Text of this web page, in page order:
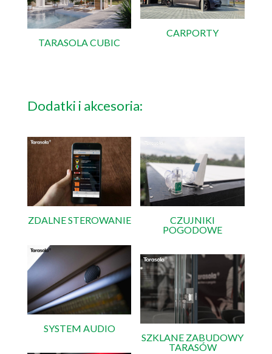
TARASOLA CUBIC
CARPORTY
Dodatki i akcesoria:
ZDALNE STEROWANIE
SYSTEM AUDIO
CZUJNIKI
POGODOWE
SZKLANE ZABUDOWY
TARASÓW